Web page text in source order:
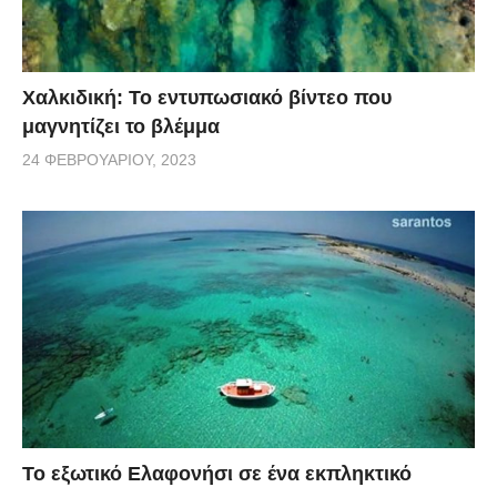
Χαλκιδική: Το εντυπωσιακό βίντεο που
μαγνητίζει το βλέμμα
24 ΦΕΒΡΟΥΑΡΊΟΥ, 2023
Το εξωτικό Ελαφονήσι σε ένα εκπληκτικό